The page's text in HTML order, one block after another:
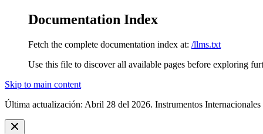
Documentation Index
Fetch the complete documentation index at: /llms.txt
Use this file to discover all available pages before exploring
Skip to main content
Última actualización: Abril 28 del 2026. Instrumentos Internacionales